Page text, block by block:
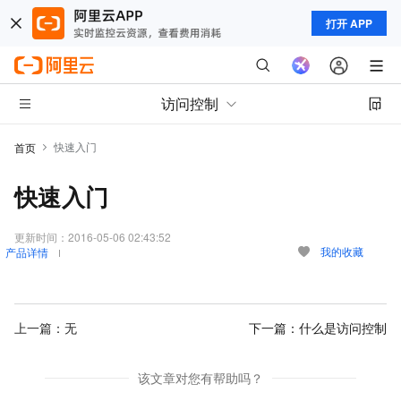
打开 APP
访问控制
首页 快速入门
快速入门
更新时间： 2016-05-06 02:43:52
产品详情
我的收藏
上一篇：无 下一篇： 什么是访问控制
该文章对您有帮助吗？